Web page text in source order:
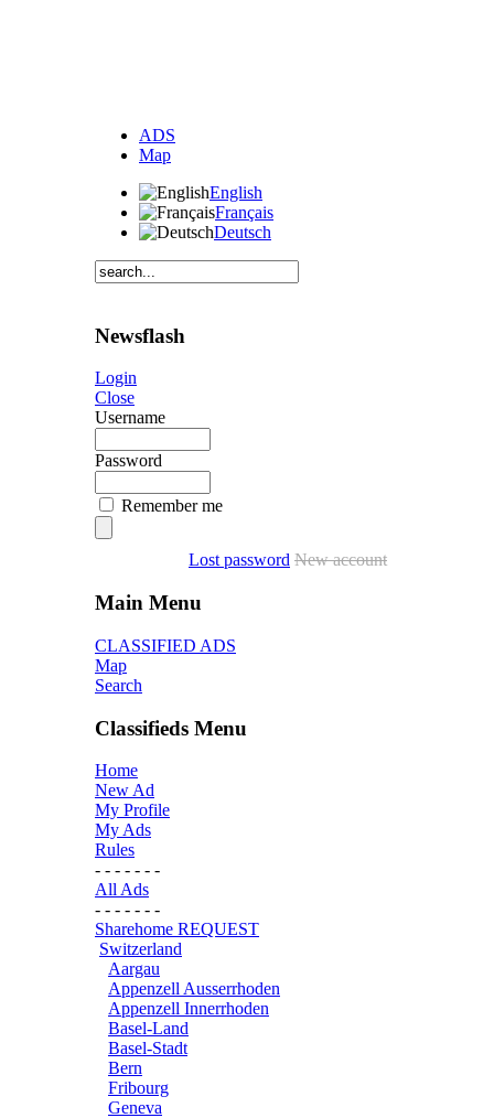
ADS
Map
English
Français
Deutsch
Newsflash
Login
Close
Username
Password
Remember me
Lost password New account
Main Menu
CLASSIFIED ADS
Map
Search
Classifieds Menu
Home
New Ad
My Profile
My Ads
Rules
- - - - - - -
All Ads
- - - - - - -
Sharehome REQUEST
Switzerland
Aargau
Appenzell Ausserrhoden
Appenzell Innerrhoden
Basel-Land
Basel-Stadt
Bern
Fribourg
Geneva